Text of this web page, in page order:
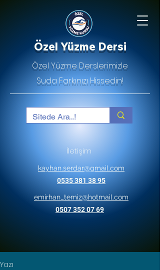
Özel Yüzme Dersi
Özel Yüzme Derslerimizle
Suda Farkınızı Hissedin!
İletişim
kayhan.serdar@gmail.com
0535 381 38 95
emirhan_temiz@hotmail.com
0507 352 07 69
Yazı